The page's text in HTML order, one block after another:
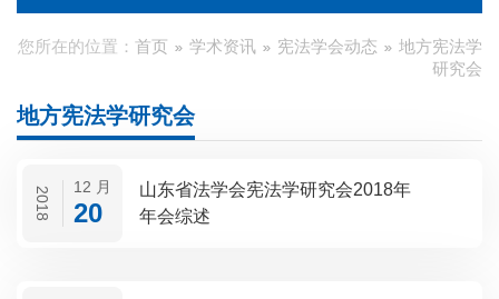
您所在的位置： 首页 学术资讯 宪法学会动态
地方宪法学
研究会
地方宪法学研究会
2018 12 月
20
山东省法学会宪法学研究会2018年
年会综述